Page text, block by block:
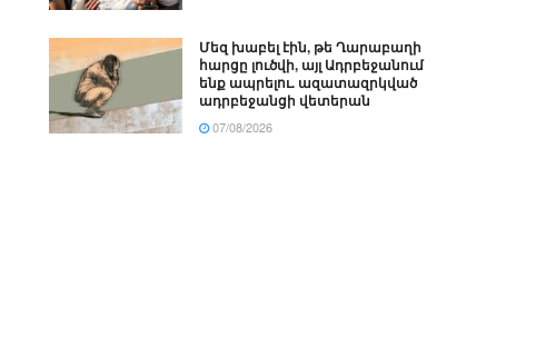
Մեզ խաբել էին, թե Ղարաբաղի
հարցը լուծվի, այլ Ադրբեջանում
ենք ապրելու. ազատազրկված
ադրբեջանցի վետերան
07/08/2026